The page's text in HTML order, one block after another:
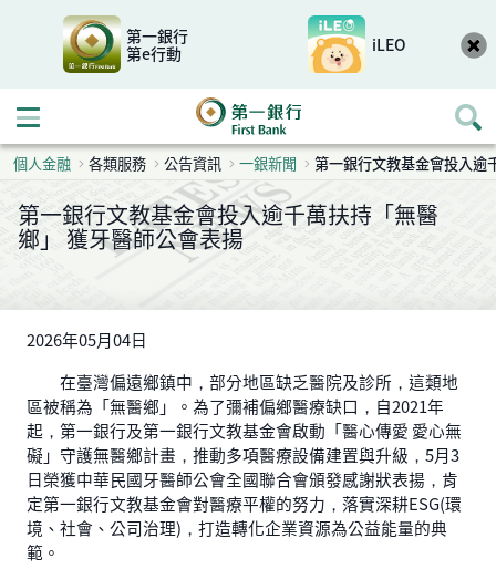
第一銀行
第e行動
iLEO
開啟行動選單
個人金融 各類服務 公告資訊 一銀新聞 第一銀行文教基金會投入逾
第一銀行文教基金會投入逾千萬扶持「無醫
鄉」 獲牙醫師公會表揚
2026年05月04日
在臺灣偏遠鄉鎮中，部分地區缺乏醫院及診所，這類地
區被稱為「無醫鄉」。為了彌補偏鄉醫療缺口，自2021年
起，第一銀行及第一銀行文教基金會啟動「醫心傳愛 愛心無
礙」守護無醫鄉計畫，推動多項醫療設備建置與升級，5月3
日榮獲中華民國牙醫師公會全國聯合會頒發感謝狀表揚，肯
定第一銀行文教基金會對醫療平權的努力，落實深耕ESG(環
境、社會、公司治理)，打造轉化企業資源為公益能量的典
範。